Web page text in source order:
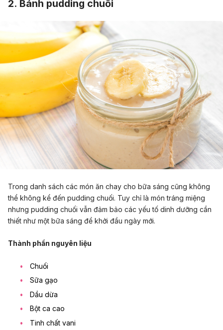
2. Bánh pudding chuối
Trong danh sách các món ăn chay cho bữa sáng cũng không
thể không kể đến pudding chuối. Tuy chỉ là món tráng miệng
nhưng pudding chuối vẫn đảm bảo các yếu tố dinh dưỡng cần
thiết như một bữa sáng để khởi đầu ngày mới.
Thành phần nguyên liệu
Chuối
Sữa gạo
Dầu dừa
Bột ca cao
Tinh chất vani